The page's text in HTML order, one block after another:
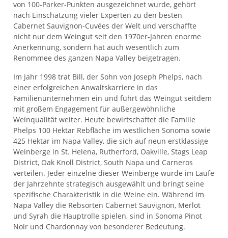
von 100-Parker-Punkten ausgezeichnet wurde, gehört
nach Einschätzung vieler Experten zu den besten
Cabernet Sauvignon-Cuvées der Welt und verschaffte
nicht nur dem Weingut seit den 1970er-Jahren enorme
Anerkennung, sondern hat auch wesentlich zum
Renommee des ganzen Napa Valley beigetragen.
Im Jahr 1998 trat Bill, der Sohn von Joseph Phelps, nach
einer erfolgreichen Anwaltskarriere in das
Familienunternehmen ein und führt das Weingut seitdem
mit großem Engagement für außergewöhnliche
Weinqualität weiter. Heute bewirtschaftet die Familie
Phelps 100 Hektar Rebfläche im westlichen Sonoma sowie
425 Hektar im Napa Valley, die sich auf neun erstklassige
Weinberge in St. Helena, Rutherford, Oakville, Stags Leap
District, Oak Knoll District, South Napa und Carneros
verteilen. Jeder einzelne dieser Weinberge wurde im Laufe
der Jahrzehnte strategisch ausgewählt und bringt seine
spezifische Charakteristik in die Weine ein. Während im
Napa Valley die Rebsorten Cabernet Sauvignon, Merlot
und Syrah die Hauptrolle spielen, sind in Sonoma Pinot
Noir und Chardonnay von besonderer Bedeutung.